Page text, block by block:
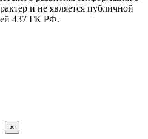
и не является публичной
437 ГК РФ.
×